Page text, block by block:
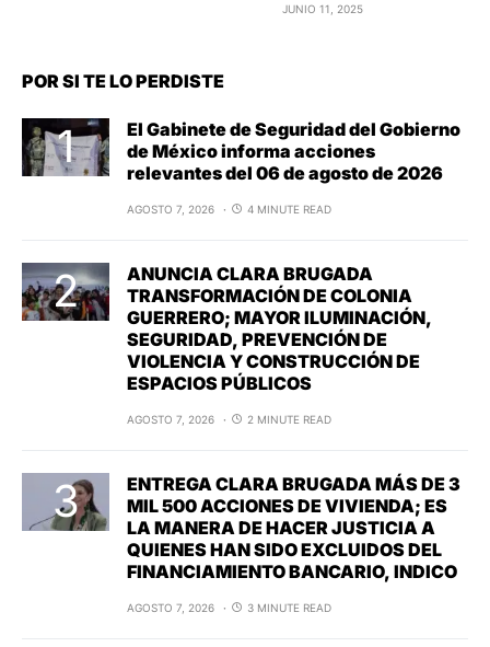
JUNIO 11, 2025
POR SI TE LO PERDISTE
El Gabinete de Seguridad del Gobierno
de México informa acciones
relevantes del 06 de agosto de 2026
AGOSTO 7, 2026 4 MINUTE READ
ANUNCIA CLARA BRUGADA
TRANSFORMACIÓN DE COLONIA
GUERRERO; MAYOR ILUMINACIÓN,
SEGURIDAD, PREVENCIÓN DE
VIOLENCIA Y CONSTRUCCIÓN DE
ESPACIOS PÚBLICOS
AGOSTO 7, 2026 2 MINUTE READ
ENTREGA CLARA BRUGADA MÁS DE 3
MIL 500 ACCIONES DE VIVIENDA; ES
LA MANERA DE HACER JUSTICIA A
QUIENES HAN SIDO EXCLUIDOS DEL
FINANCIAMIENTO BANCARIO, INDICO
AGOSTO 7, 2026 3 MINUTE READ